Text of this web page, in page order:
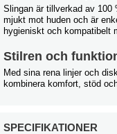
Slingan är tillverkad av
mjukt mot huden och är
hygieniskt och kompatibelt
Stilren och
Med sina rena linjer och
kombinera komfort, stöd
SPECIFIKATIONER